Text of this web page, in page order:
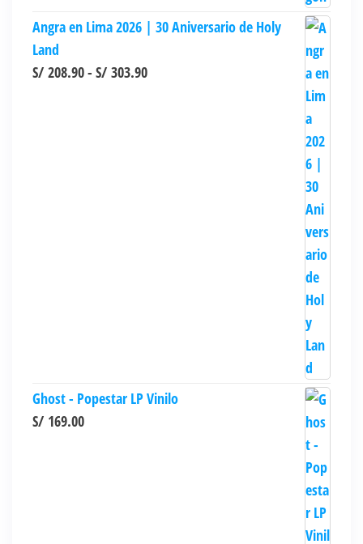
Angra en Lima 2026 | 30 Aniversario de Holy
Land
S/ 208.90- S/ 303.90Rango
Ghost - Popestar LP Vinilo
S/ 169.00